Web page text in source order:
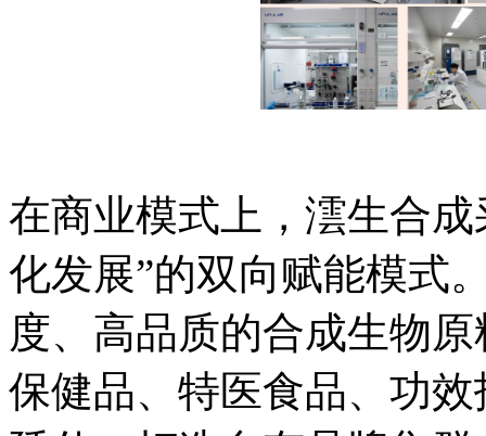
在商业模式上，澐生合
化发展”的双向赋能模式
度、高品质的合成生物
保健品、特医食品、功